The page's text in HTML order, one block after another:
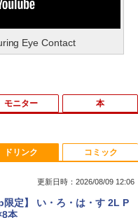
Eye Contact
イント】【大特価!訳あ
A576/第6世代 C
SSD:128GB/15.6型液
HDMI/DVD/Office/中古
パソコン Windows11 W
モニター
液晶モニター VL-17CST
ア ホワイト LCD LEDバ
1280×1024 TNパネル
ア DVI VESA準拠 ディス
本
小さくてかわいいやつ
KC） [ ナガノ ]
P40i オフホワイト
feat. Flo Milli, ATL Jacob
ドリンク
更新日時：2026/08/09 12:06
限定】 い・ろ・は・す 2L P
本
コミック